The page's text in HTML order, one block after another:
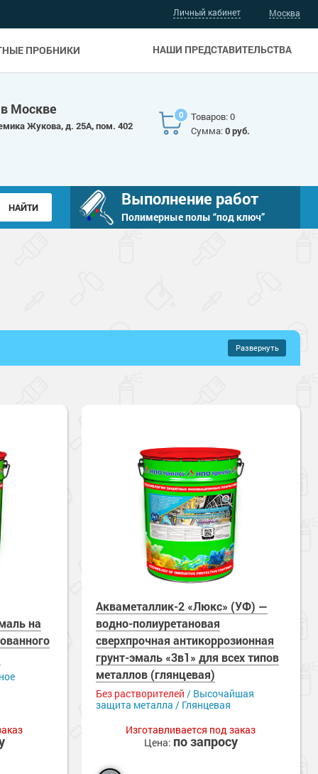
Личный кабинет
НАШИ ПРЕДСТАВИТЕЛЬСТВА
ПРОБНИКИ
Москва
Москве
Жукова, д. 25А, пом. 402
0
Товаров: 0
Сумма:0 руб.
Выполнение работ
Полимерные полы “под ключ”
Развернуть
краски
металла Для цветного металла
Полуглянцевый
Быстросохнущие
Энергосберегающие
на
Акваметаллик-2 «Люкс» (УФ) —
водно-полиуретановая
сверхпрочная антикоррозионная
грунт-эмаль «3в1» для всех типов
металлов (глянцевая)
Без растворителей / Высочайшая
защита металла / Глянцевая
Изготавливается под заказ
Цена: по запросу